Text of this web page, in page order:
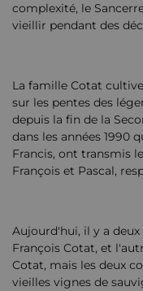
complexité, le
vieillir pendant des
La famille Cotat
sur les pentes des
depuis la fin de la
dans les années 1990
Francis, ont transmis
François et Pascal,
Aujourd'hui, il y a
François Cotat, et
Cotat, mais les deux
vieilles vignes de